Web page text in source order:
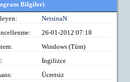
Bilgileri
NetsinaN
26-01-2012 07:18
Windows (Tüm)
İngilizce
Ücretsiz